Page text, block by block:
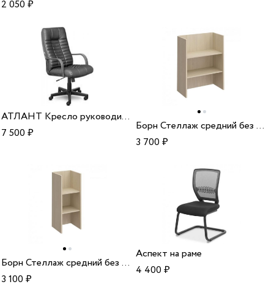
2 050₽
АТЛАНТ Кресло руководителя (К44/ПЛ)
7 500₽
Борн Стеллаж средний без щитов
3 700₽
Борн Стеллаж средний без щитов гор
3 100₽
Аспект на раме
4 400₽